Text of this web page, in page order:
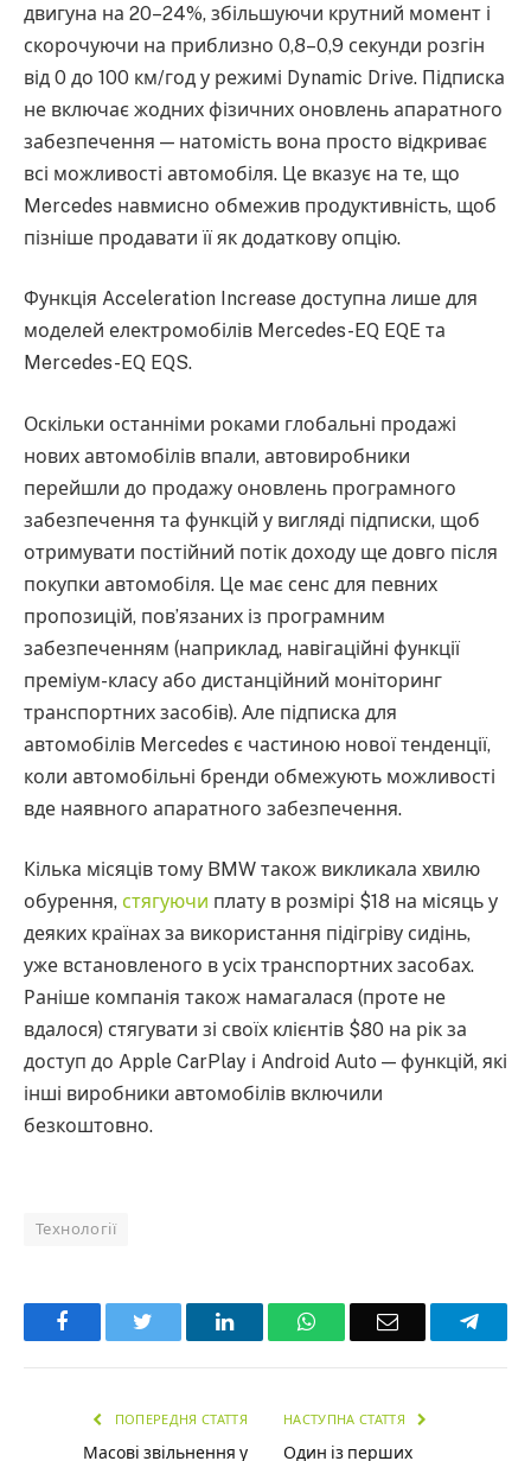
двигуна на 20–24%, збільшуючи крутний момент і
скорочуючи на приблизно 0,8–0,9 секунди розгін
від 0 до 100 км/год у режимі Dynamic Drive. Підписка
не включає жодних фізичних оновлень апаратного
забезпечення — натомість вона просто відкриває
всі можливості автомобіля. Це вказує на те, що
Mercedes навмисно обмежив продуктивність, щоб
пізніше продавати її як додаткову опцію.
Функція Acceleration Increase доступна лише для
моделей електромобілів Mercedes-EQ EQE та
Mercedes-EQ EQS.
Оскільки останніми роками глобальні продажі
нових автомобілів впали, автовиробники
перейшли до продажу оновлень програмного
забезпечення та функцій у вигляді підписки, щоб
отримувати постійний потік доходу ще довго після
покупки автомобіля. Це має сенс для певних
пропозицій, пов’язаних із програмним
забезпеченням (наприклад, навігаційні функції
преміум-класу або дистанційний моніторинг
транспортних засобів). Але підписка для
автомобілів Mercedes є частиною нової тенденції,
коли автомобільні бренди обмежують можливості
вде наявного апаратного забезпечення.
Кілька місяців тому BMW також викликала хвилю
обурення, стягуючи плату в розмірі $18 на місяць у
деяких країнах за використання підігріву сидінь,
уже встановленого в усіх транспортних засобах.
Раніше компанія також намагалася (проте не
вдалося) стягувати зі своїх клієнтів $80 на рік за
доступ до Apple CarPlay і Android Auto — функцій, які
інші виробники автомобілів включили
безкоштовно.
Технології
Facebook LinkedInWhatsAppEmail
ПОПЕРЕДНЯ СТАТТЯ
Масові звільнення у
НАСТУПНА СТАТТЯ
Один із перших